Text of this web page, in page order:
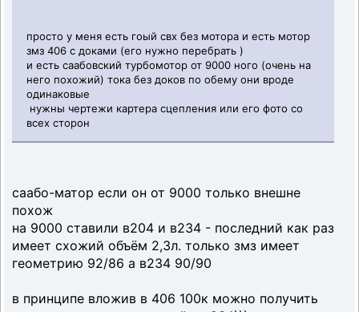
просто у меня есть гоый свх без мотора и есть мотор
змз 406 с доками (его нужно перебрать )
и есть саабовский турбомотор от 9000 ного (очень на
него похожий) тока без доков по обему они вроде
одинаковые
нужны чертежи картера сцепления или его фото со
всех сторон
саабо-матор если он от 9000 только внешне
похож
на 9000 ставили в204 и в234 - последний как раз
имеет схожий объём 2,3л. только змз имеет
геометрию 92/86 а в234 90/90
в принципе вложив в 406 100к можно получить